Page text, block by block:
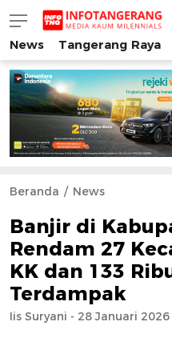
INFO TANGERANG
Media Kaum
News Tangerang Raya
Beranda News
Banjir di
Rendam 27
KK dan 133
Terdampak
Iis Suryani - 28 Januari 2026